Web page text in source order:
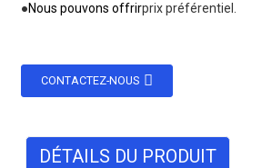
●Nous pouvons offrirprix préférentiel.
CONTACTEZ-NOUS
DÉTAILS DU PRODUIT